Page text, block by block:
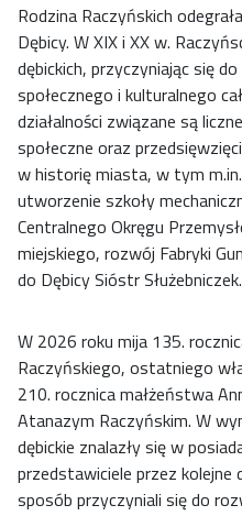
Rodzina Raczyńskich
Dębicy. W XIX i XX w.
dębickich, przyczyniając się
społecznego i kulturalnego
działalności związane są
społeczne oraz
w historię miasta, w tym
utworzenie szkoły
Centralnego Okręgu
miejskiego, rozwój Fabryki
do Dębicy Sióstr Służebniczek.
W 2026 roku mija 135.
Raczyńskiego, ostatniego
210. rocznica małżeństwa
Atanazym Raczyńskim. W
dębickie znalazły się w
przedstawiciele przez
sposób przyczyniali się do